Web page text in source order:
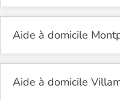
Aide à domicile
Aide à domicile